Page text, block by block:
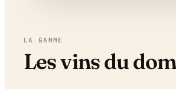
LA GAMME
Les vins du